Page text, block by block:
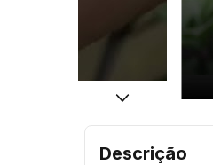
Descrição